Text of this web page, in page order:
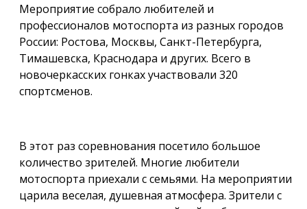
Мероприятие собрало любителей и
профессионалов мотоспорта из разных городов
России: Ростова, Москвы, Санкт-Петербурга,
Тимашевска, Краснодара и других. Всего в
новочеркасских гонках участвовали 320
спортсменов.
В этот раз соревнования посетило большое
количество зрителей. Многие любители
мотоспорта приехали с семьями. На мероприятии
царила веселая, душевная атмосфера. Зрители с